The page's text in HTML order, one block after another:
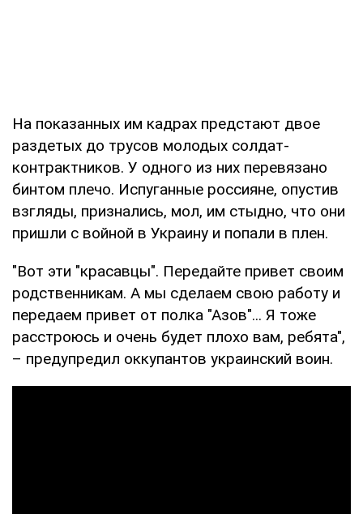
На показанных им кадрах предстают двое
раздетых до трусов молодых солдат-
контрактников. У одного из них перевязано
бинтом плечо. Испуганные россияне, опустив
взгляды, признались, мол, им стыдно, что они
пришли с войной в Украину и попали в плен.
"Вот эти "красавцы". Передайте привет своим
родственникам. А мы сделаем свою работу и
передаем привет от полка "Азов"... Я тоже
расстроюсь и очень будет плохо вам, ребята",
– предупредил оккупантов украинский воин.